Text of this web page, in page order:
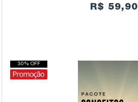
R$ 59,90
30% OFF